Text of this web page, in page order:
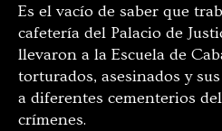
Es el vacío de saber que
cafetería del Palacio de
llevaron a la Escuela de
torturados, asesinados y
a diferentes cementerios
crímenes.